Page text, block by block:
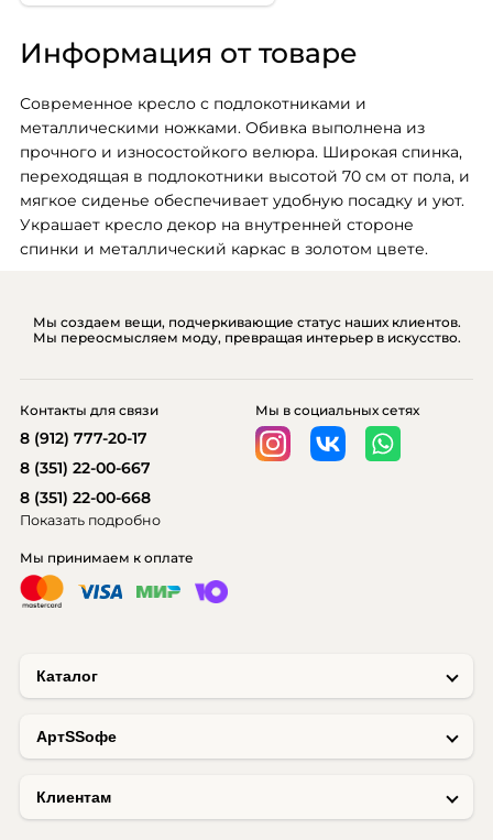
Информация от товаре
Современное кресло с подлокотниками и
металлическими ножками. Обивка выполнена из
прочного и износостойкого велюра. Широкая спинка,
переходящая в подлокотники высотой 70 см от пола, и
мягкое сиденье обеспечивает удобную посадку и уют.
Украшает кресло декор на внутренней стороне
спинки и металлический каркас в золотом цвете.
Мы создаем вещи, подчеркивающие статус наших клиентов.
Мы переосмысляем моду, превращая интерьер в искусство.
Каталог
AртSSофе
Клиентам
Мы принимаем к оплате
Мы в социальных сетях
Контакты для связи
8 (912) 777-20-17
8 (351) 22-00-667
8 (351) 22-00-668
Показать подробно